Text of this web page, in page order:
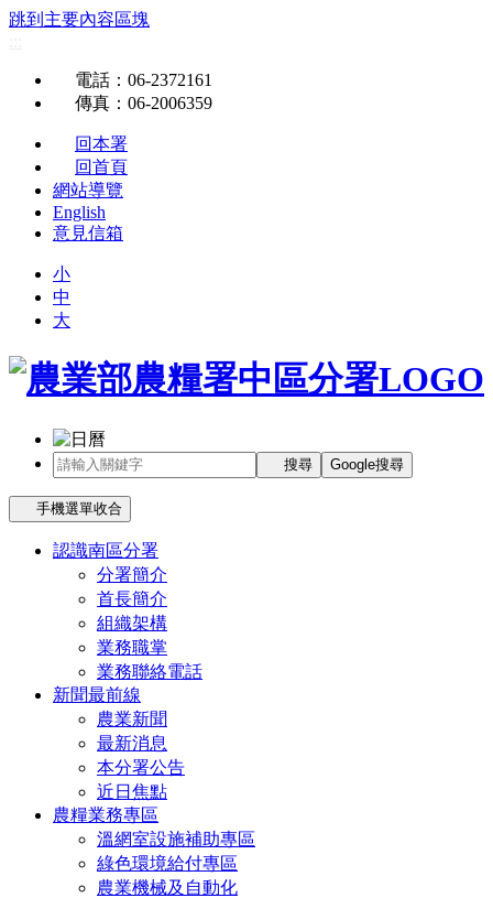
跳到主要內容區塊
電話 ：06-2372161
傳真 ：06-2006359
回本署
回首頁
網站導覽
English
意見信箱
小
中
大
搜尋 Google搜尋
手機選單收合
認識南區分署
分署簡介
首長簡介
組織架構
業務職掌
業務聯絡電話
新聞最前線
農業新聞
最新消息
本分署公告
近日焦點
農糧業務專區
溫網室設施補助專區
綠色環境給付專區
農業機械及自動化